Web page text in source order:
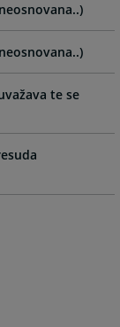
te se